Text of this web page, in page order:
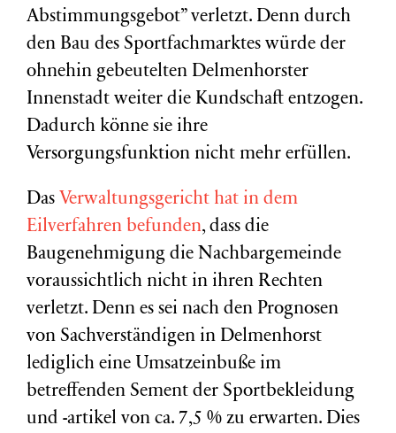
Abstimmungsgebot” verletzt. Denn durch
den Bau des Sportfachmarktes würde der
ohnehin gebeutelten Delmenhorster
Innenstadt weiter die Kundschaft entzogen.
Dadurch könne sie ihre
Versorgungsfunktion nicht mehr erfüllen.
Das Verwaltungsgericht hat in dem
Eilverfahren befunden, dass die
Baugenehmigung die Nachbargemeinde
voraussichtlich nicht in ihren Rechten
verletzt. Denn es sei nach den Prognosen
von Sachverständigen in Delmenhorst
lediglich eine Umsatzeinbuße im
betreffenden Sement der Sportbekleidung
und -artikel von ca. 7,5 % zu erwarten. Dies